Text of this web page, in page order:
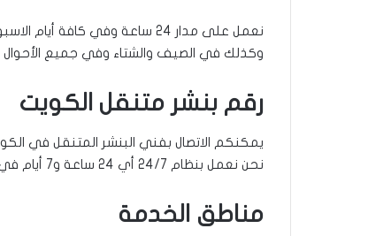
نعمل على مدار 24 ساعة وفي
وكذلك في الصيف والشتاء وفي جميع الأحوال
رقم بنشر متنقل الكويت
يمكنكم الاتصال بفني البنشر المتنقل في
نحن نعمل بنظام 24/7 أي 24 ساعة و7 أيام في الاسبوع، اتصل بنا في أي وقت وسنكون جاهزين لتقديم الخدمة.
مناطق الخدمة